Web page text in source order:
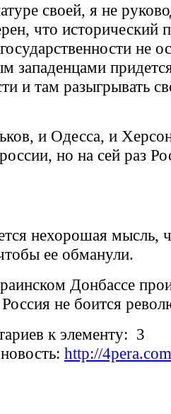
своей, я не
что исторический
не
западенцами
и там разыгрывать
и Одесса, и
но на сей раз
нехорошая мысль,
ее обманули.
Донбассе
не боится
к элементу: 3
http://